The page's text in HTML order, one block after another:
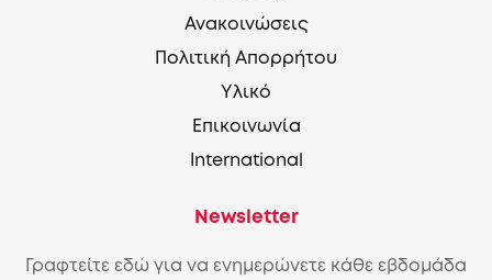
Ανακοινώσεις
Πολιτική Απορρήτου
Υλικό
Επικοινωνία
International
Newsletter
Γραφτείτε εδώ για να ενημερώνετε κάθε εβδομάδα